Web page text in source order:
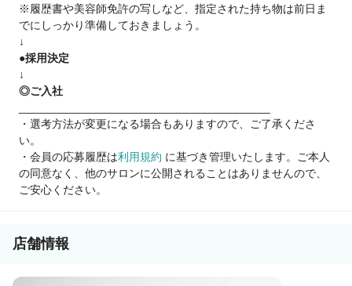
※履歴書や美容師免許の写しなど、指定された持ち物は前日ま
でにしっかり準備しておきましょう。
↓
●採用決定
↓
◎ご入社
・選考方法が変更になる場合もありますので、ご了承くださ
い。
・会員の応募履歴は利用規約 に基づき管理いたします。ご本人
の同意なく、他のサロンに公開されることはありませんので、
ご安心ください。
店舗情報